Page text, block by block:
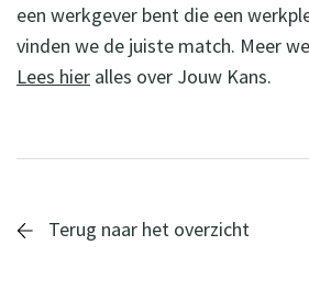
een werkgever bent die een
vinden we de juiste match. Meer
Lees hier alles over Jouw Kans.
Terug naar het overzicht